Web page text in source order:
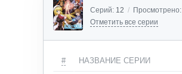
Серий: 12 / Просмотрено:
Отметить все серии
# НАЗВАНИЕ СЕРИИ